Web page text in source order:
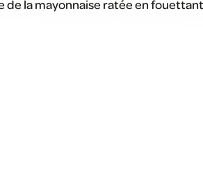
la mayonnaise ratée en fouettant